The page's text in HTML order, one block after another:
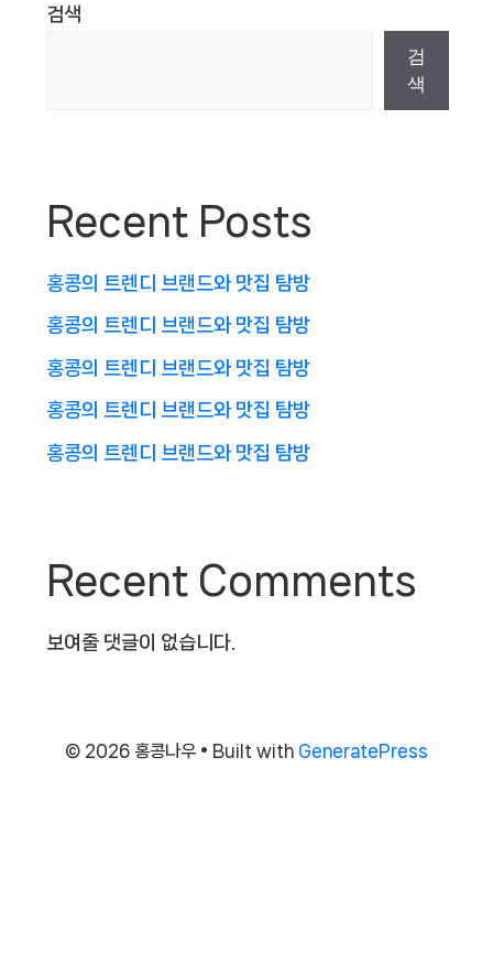
검색
검
색
Recent Posts
홍콩의 트렌디 브랜드와 맛집 탐방
홍콩의 트렌디 브랜드와 맛집 탐방
홍콩의 트렌디 브랜드와 맛집 탐방
홍콩의 트렌디 브랜드와 맛집 탐방
홍콩의 트렌디 브랜드와 맛집 탐방
Recent Comments
보여줄 댓글이 없습니다.
© 2026 홍콩나우 • Built with GeneratePress